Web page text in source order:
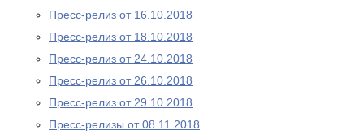
Пресс-релиз от 16.10.2018
Пресс-релиз от 18.10.2018
Пресс-релиз от 24.10.2018
Пресс-релиз от 26.10.2018
Пресс-релиз от 29.10.2018
Пресс-релизы от 08.11.2018